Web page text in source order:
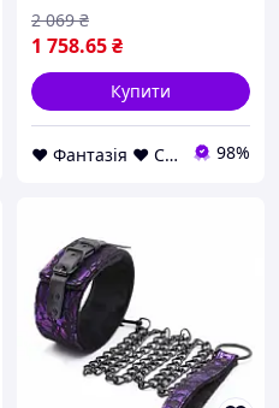
1 758.65₴
2 069 ₴
Купити
❤ Фантазія ❤ Секс шоп інтернет магазин товарів для дорослих ❤ Анонімно 98%